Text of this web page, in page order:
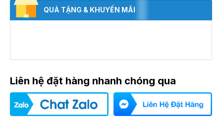
QUÀ TẶNG & KHUYẾN MÃI
Liên hệ đặt hàng nhanh chóng qua